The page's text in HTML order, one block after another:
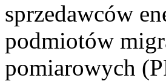
sprzedawców
podmiotów
pomiarowych